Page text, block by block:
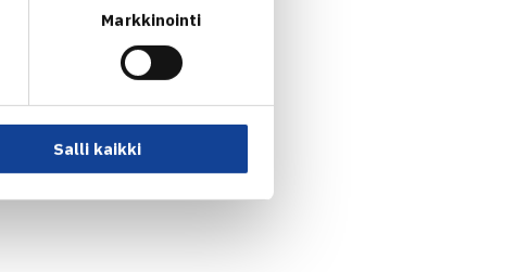
Markkinointi
Salli kaikki